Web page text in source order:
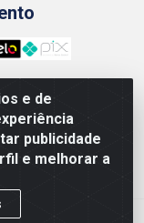
e de
publicidade
e melhorar a
0001-54 -
Olinda/PE